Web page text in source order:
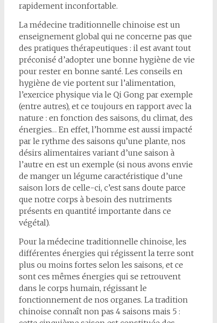
rapidement inconfortable.
La médecine traditionnelle chinoise est un
enseignement global qui ne concerne pas que
des pratiques thérapeutiques : il est avant tout
préconisé d’adopter une bonne hygiène de vie
pour rester en bonne santé. Les conseils en
hygiène de vie portent sur l’alimentation,
l’exercice physique via le Qi Gong par exemple
(entre autres), et ce toujours en rapport avec la
nature : en fonction des saisons, du climat, des
énergies… En effet, l’homme est aussi impacté
par le rythme des saisons qu’une plante, nos
désirs alimentaires variant d’une saison à
l’autre en est un exemple (si nous avons envie
de manger un légume caractéristique d’une
saison lors de celle-ci, c’est sans doute parce
que notre corps à besoin des nutriments
présents en quantité importante dans ce
végétal).
Pour la médecine traditionnelle chinoise, les
différentes énergies qui régissent la terre sont
plus ou moins fortes selon les saisons, et ce
sont ces mêmes énergies qui se retrouvent
dans le corps humain, régissant le
fonctionnement de nos organes. La tradition
chinoise connaît non pas 4 saisons mais 5 :